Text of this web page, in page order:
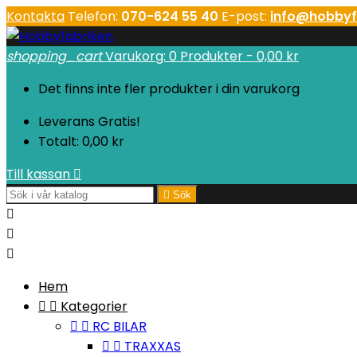
Kontakta Telefon: 070-624 55 40 E-post:
shopping_cartVarukorg: 0 Produkter - 0,00 kr
Det finns inte fler produkter i din varukorg
Leverans Gratis!
Totalt: 0,00 kr
Till kassan 
 Sök



Hem
  Kategorier
  RC BILAR
  TRAXXAS